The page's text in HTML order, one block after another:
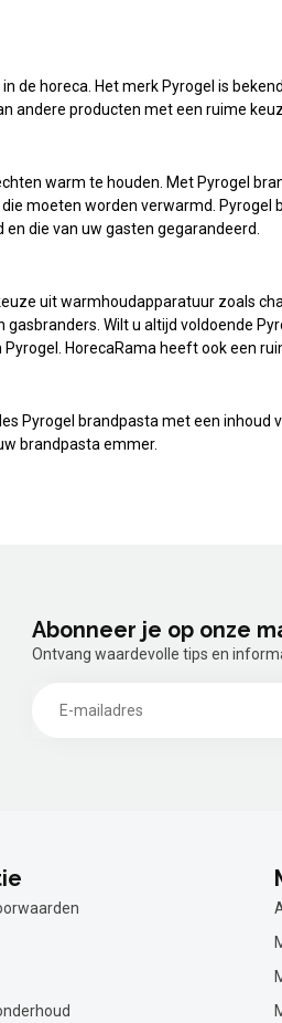
de horeca. Het merk Pyrogel is
andere producten met een ruime
warm te houden. Met Pyrogel
moeten worden verwarmd. Pyrogel
die van uw gasten gegarandeerd.
uit warmhoudapparatuur zoals
Wilt u altijd voldoende
HorecaRama heeft ook een
Pyrogel brandpasta met een inhoud
brandpasta emmer.
Abonneer je op onze
Ontvang waardevolle tips en